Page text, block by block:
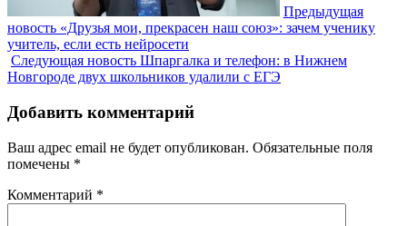
Предыдущая
новость «Друзья мои, прекрасен наш союз»: зачем ученику
учитель, если есть нейросети
Следующая новость Шпаргалка и телефон: в Нижнем
Новгороде двух школьников удалили с ЕГЭ
Добавить комментарий
Ваш адрес email не будет опубликован. Обязательные поля
помечены *
Комментарий *